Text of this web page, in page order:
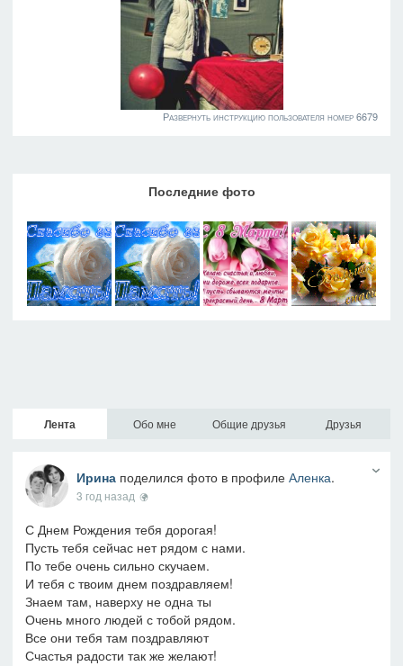
Развернуть инструкцию пользователя номер 6679
Последние фото
Лента Обо мне Общие друзья Друзья
Иринаподелился фото в профиле Аленка.
3 год назад
С Днем Рождения тебя дорогая!
Пусть тебя сейчас нет рядом с нами.
По тебе очень сильно скучаем.
И тебя с твоим днем поздравляем!
Знаем там, наверху не одна ты
Очень много людей с тобой рядом.
Все они тебя там поздравляют
Счастья радости так же желают!